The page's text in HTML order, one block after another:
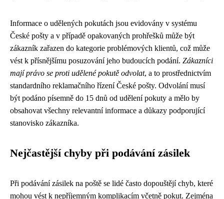
Informace o udělených pokutách jsou evidovány v systému
České pošty a v případě opakovaných prohřešků může být
zákazník zařazen do kategorie problémových klientů, což může
vést k přísnějšímu posuzování jeho budoucích podání. Zákazníci
mají právo se proti udělené pokutě odvolat, a to prostřednictvím
standardního reklamačního řízení České pošty. Odvolání musí
být podáno písemně do 15 dnů od udělení pokuty a mělo by
obsahovat všechny relevantní informace a důkazy podporující
stanovisko zákazníka.
Nejčastější chyby při podávání zásilek
Při podávání zásilek na poště se lidé často dopouštějí chyb, které
mohou vést k nepříjemným komplikacím včetně pokut. Zejména